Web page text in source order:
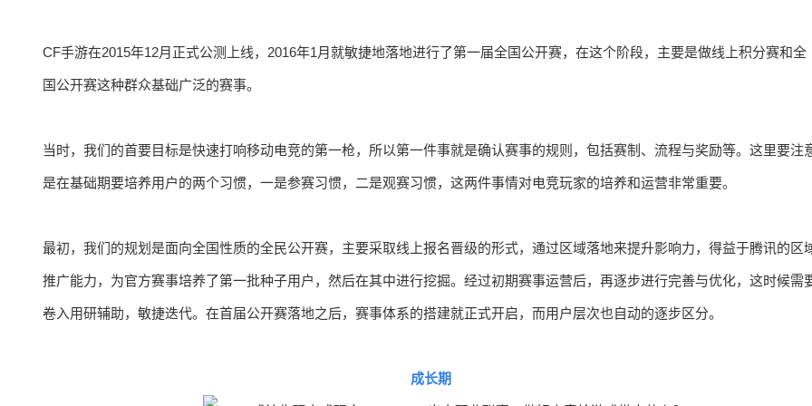
CF手游在2015年12月正式公测上线，2016年1月就敏捷地落地进行了第一届全国公开赛，在这个阶段，主要是做线上积分赛和全
国公开赛这种群众基础广泛的赛事。
当时，我们的首要目标是快速打响移动电竞的第一枪，所以第一件事就是确认赛事的规则，包括赛制、流程与奖励等。这里要注
是在基础期要培养用户的两个习惯，一是参赛习惯，二是观赛习惯，这两件事情对电竞玩家的培养和运营非常重要。
最初，我们的规划是面向全国性质的全民公开赛，主要采取线上报名晋级的形式，通过区域落地来提升影响力，得益于腾讯的区
推广能力，为官方赛事培养了第一批种子用户，然后在其中进行挖掘。经过初期赛事运营后，再逐步进行完善与优化，这时候需
卷入用研辅助，敏捷迭代。在首届公开赛落地之后，赛事体系的搭建就正式开启，而用户层次也自动的逐步区分。
成长期